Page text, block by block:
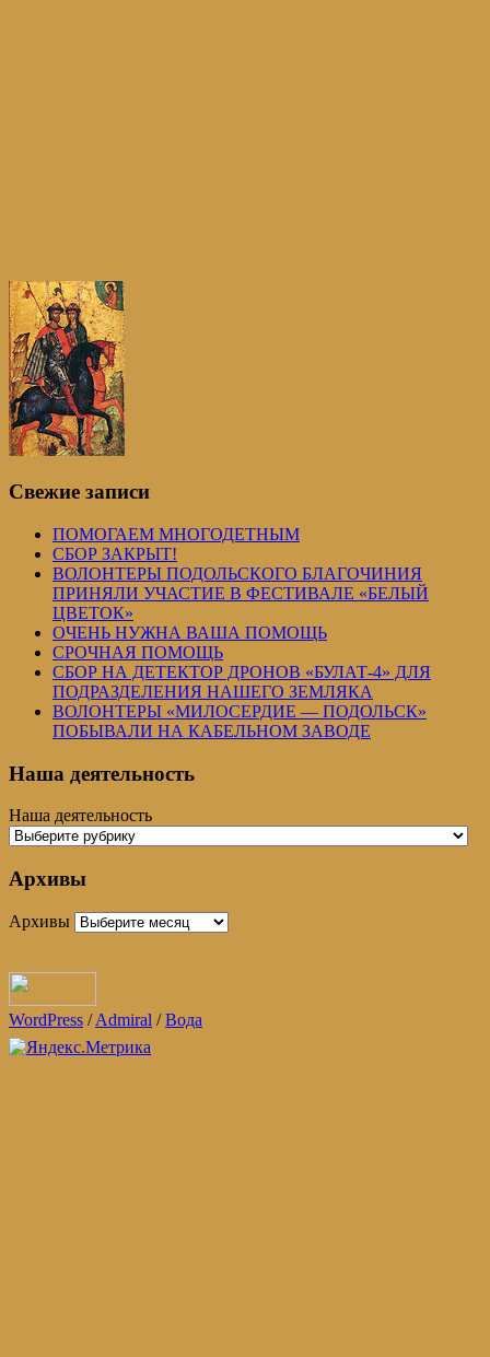
Свежие записи
ПОМОГАЕМ МНОГОДЕТНЫМ
СБОР ЗАКРЫТ!
ВОЛОНТЕРЫ ПОДОЛЬСКОГО БЛАГОЧИНИЯ
ПРИНЯЛИ УЧАСТИЕ В ФЕСТИВАЛЕ «БЕЛЫЙ
ЦВЕТОК»
ОЧЕНЬ НУЖНА ВАША ПОМОЩЬ
СРОЧНАЯ ПОМОЩЬ
СБОР НА ДЕТЕКТОР ДРОНОВ «БУЛАТ-4» ДЛЯ
ПОДРАЗДЕЛЕНИЯ НАШЕГО ЗЕМЛЯКА
ВОЛОНТЕРЫ «МИЛОСЕРДИЕ — ПОДОЛЬСК»
ПОБЫВАЛИ НА КАБЕЛЬНОМ ЗАВОДЕ
Наша деятельность
Наша деятельность
Архивы
Архивы
WordPress /Admiral /Вода